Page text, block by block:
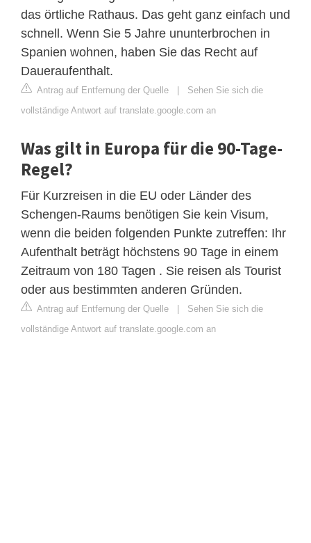
das örtliche Rathaus. Das geht ganz einfach und
schnell. Wenn Sie 5 Jahre ununterbrochen in
Spanien wohnen, haben Sie das Recht auf
Daueraufenthalt.
Antrag auf Entfernung der Quelle | Sehen Sie sich die
vollständige Antwort auf translate.google.com an
Was gilt in Europa für die 90-Tage-
Regel?
Für Kurzreisen in die EU oder Länder des
Schengen-Raums benötigen Sie kein Visum,
wenn die beiden folgenden Punkte zutreffen: Ihr
Aufenthalt beträgt höchstens 90 Tage in einem
Zeitraum von 180 Tagen . Sie reisen als Tourist
oder aus bestimmten anderen Gründen.
Antrag auf Entfernung der Quelle | Sehen Sie sich die
vollständige Antwort auf translate.google.com an